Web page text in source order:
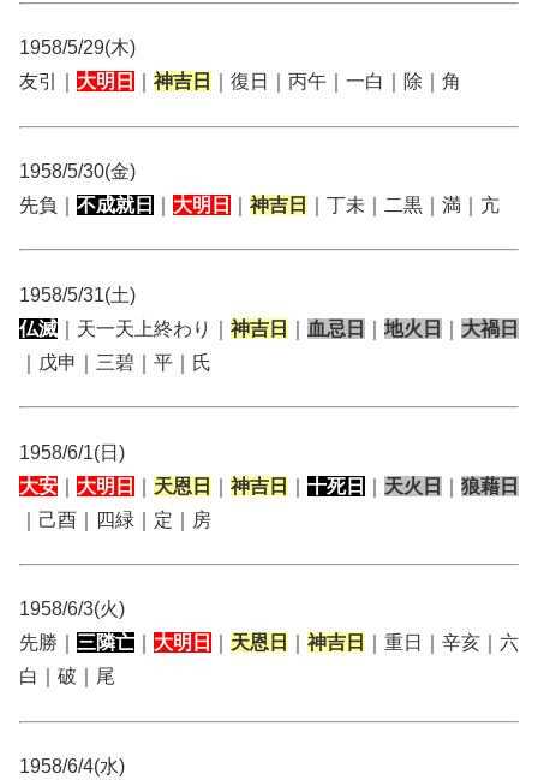
1958/5/29(木)
友引｜ 大明日 神吉日 ｜復日｜丙午｜一白｜除｜角
1958/5/30(金)
先負｜ 不成就日 大明日 神吉日 ｜丁未｜二黒｜満｜亢
1958/5/31(土)
仏滅 ｜天一天上終わり｜ 神吉日 血忌日 地火日
大禍日
｜戊申｜三碧｜平｜氏
1958/6/1(日)
大安
大明日 天恩日 神吉日 十死日 天火日
狼藉日
｜己酉｜四緑｜定｜房
1958/6/3(火)
先勝｜ 三隣亡 大明日 天恩日 神吉日
｜重日｜辛亥｜六
白｜破｜尾
1958/6/4(水)